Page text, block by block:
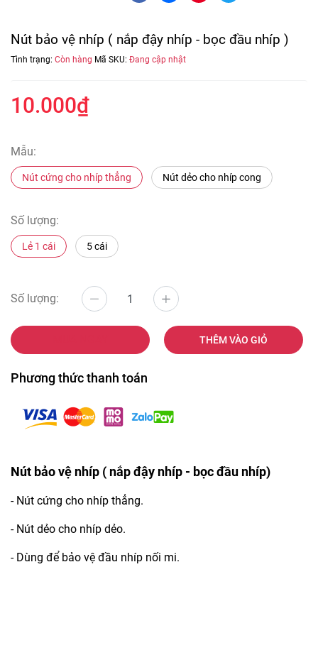
Nút bảo vệ nhíp ( nắp đậy nhíp - bọc đầu nhíp )
Tình trạng: Còn hàng Mã SKU: Đang cập nhật
10.000₫
Mẫu:
Nút cứng cho nhíp thẳng Nút dẻo cho nhíp cong
Số lượng:
Lẻ 1 cái 5 cái
Số lượng:
THÊM VÀO GIỎ
Phương thức thanh toán
Nút bảo vệ nhíp ( nắp đậy nhíp - bọc đầu nhíp)
- Nút cứng cho nhíp thẳng.
- Nút dẻo cho nhíp dẻo.
- Dùng để bảo vệ đầu nhíp nối mi.